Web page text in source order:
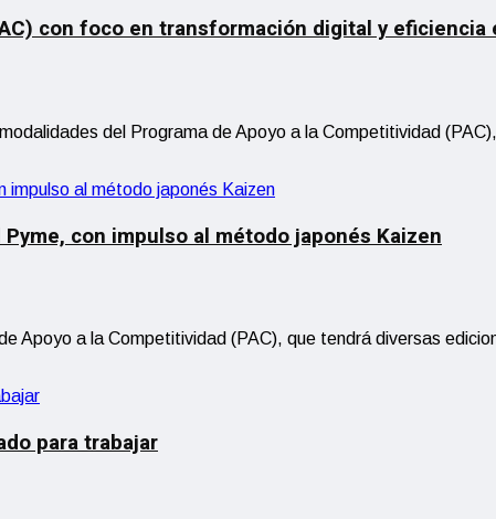
con foco en transformación digital y
del Programa de Apoyo a la Competitividad
con impulso al método japonés Kaizen
Apoyo a la Competitividad (PAC), que tendrá diversas
para trabajar